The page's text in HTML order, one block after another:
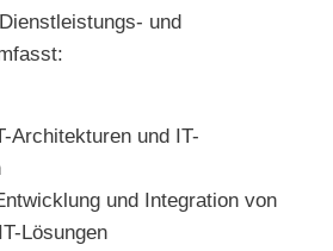
und
Architekturen und IT-
und Integration von
Lösungen